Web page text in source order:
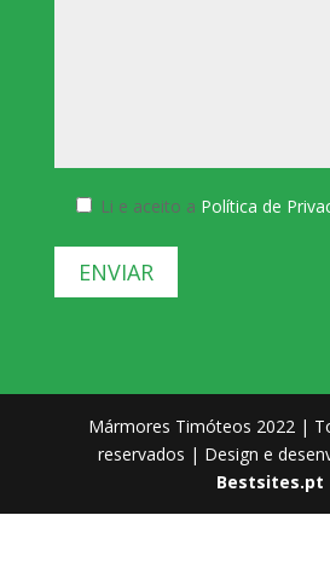
Li e aceito a Política de
Mármores Timóteos 2022 |
reservados | Design e
Bestsites.pt